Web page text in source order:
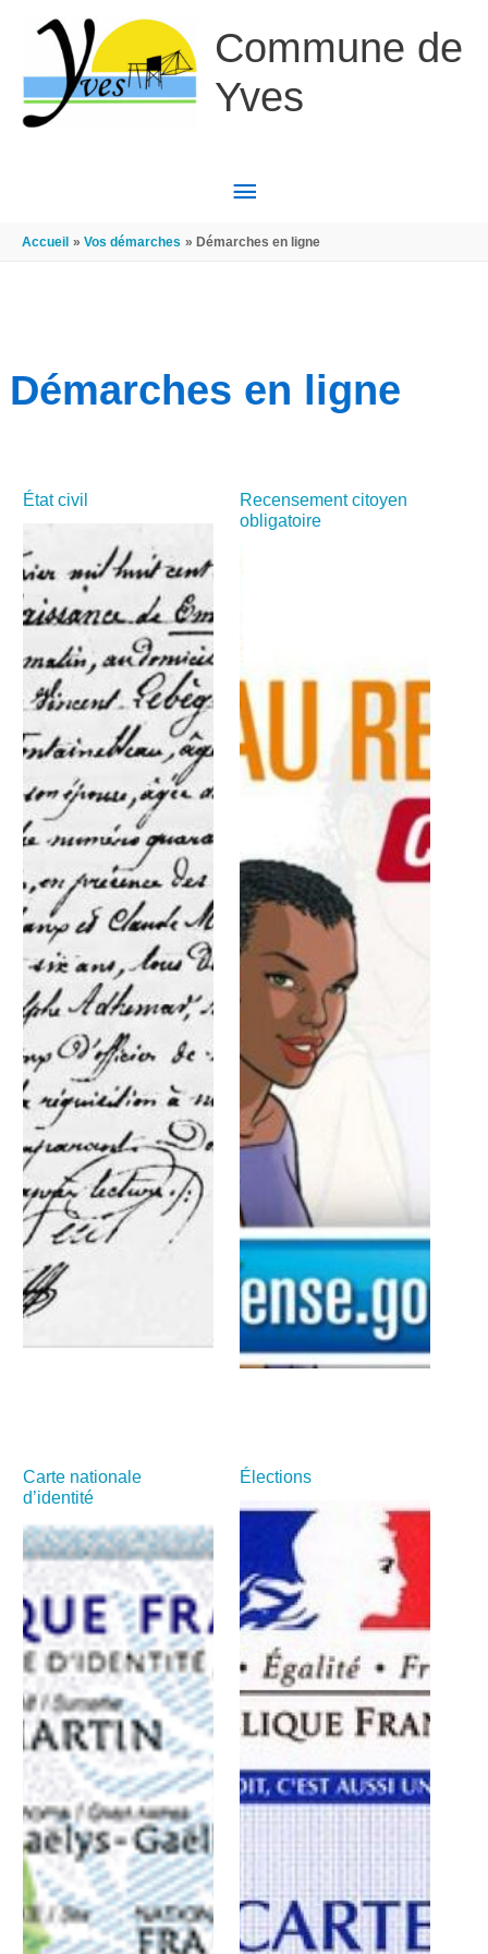
Commune de
Yves
MENU
PRINCIPAL
Accueil Vos démarches Démarches en ligne
Démarches en ligne
État civil
Recensement citoyen
obligatoire
Carte nationale
d’identité
Élections